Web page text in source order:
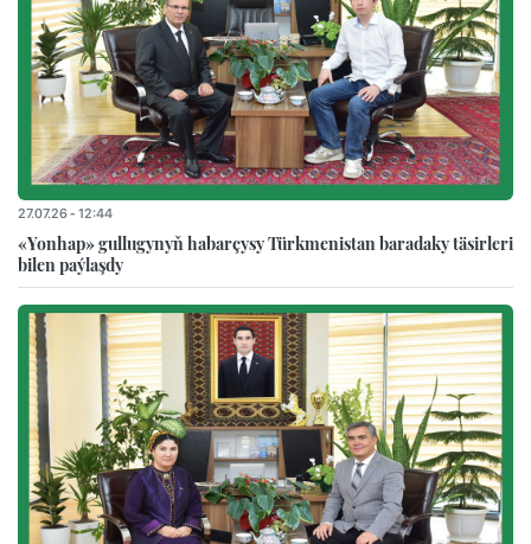
27.07.26 - 12:44
«Yonhap» gullugynyň habarçysy Türkmenistan baradaky täsirleri
bilen paýlaşdy